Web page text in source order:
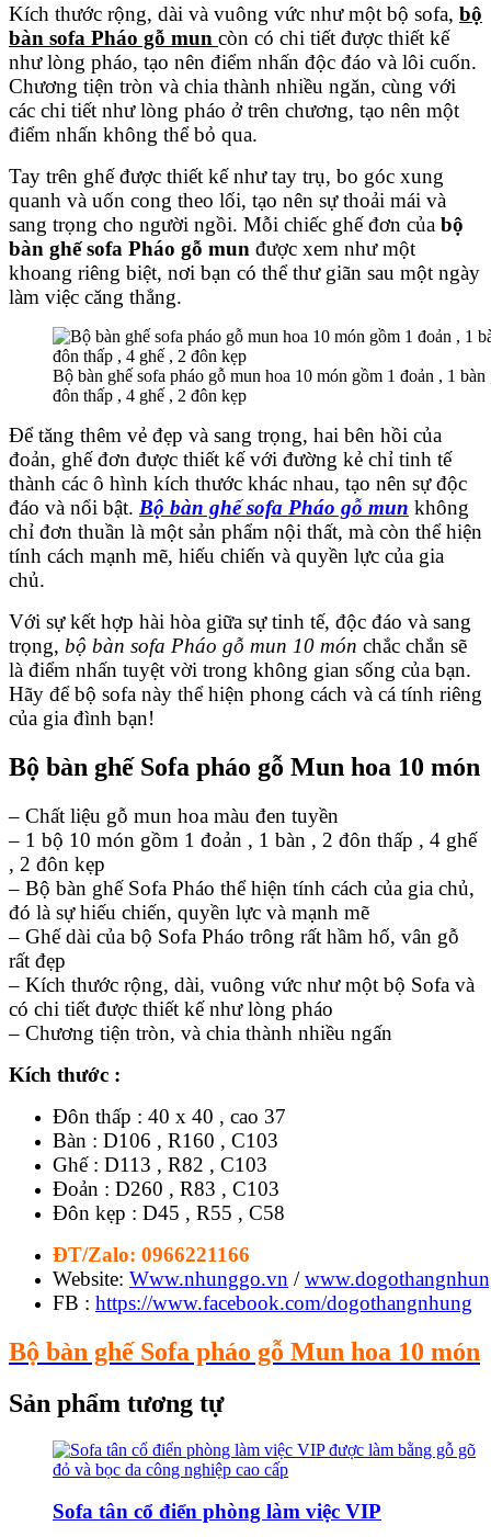
Kích thước rộng, dài và vuông vức như một bộ sofa, bộ
bàn sofa Pháo gỗ mun còn có chi tiết được thiết kế
như lòng pháo, tạo nên điểm nhấn độc đáo và lôi cuốn.
Chương tiện tròn và chia thành nhiều ngăn, cùng với
các chi tiết như lòng pháo ở trên chương, tạo nên một
điểm nhấn không thể bỏ qua.
Tay trên ghế được thiết kế như tay trụ, bo góc xung
quanh và uốn cong theo lối, tạo nên sự thoải mái và
sang trọng cho người ngồi. Mỗi chiếc ghế đơn của bộ
bàn ghế sofa Pháo gỗ mun được xem như một
khoang riêng biệt, nơi bạn có thể thư giãn sau một ngày
làm việc căng thẳng.
Bộ bàn ghế sofa pháo gỗ mun hoa 10 món gồm 1 đoản , 1 bàn
đôn thấp , 4 ghế , 2 đôn kẹp
Để tăng thêm vẻ đẹp và sang trọng, hai bên hồi của
đoản, ghế đơn được thiết kế với đường kẻ chỉ tinh tế
thành các ô hình kích thước khác nhau, tạo nên sự độc
đáo và nổi bật. Bộ bàn ghế sofa Pháo gỗ mun không
chỉ đơn thuần là một sản phẩm nội thất, mà còn thể hiện
tính cách mạnh mẽ, hiếu chiến và quyền lực của gia
chủ.
Với sự kết hợp hài hòa giữa sự tinh tế, độc đáo và sang
trọng, bộ bàn sofa Pháo gỗ mun 10 món chắc chắn sẽ
là điểm nhấn tuyệt vời trong không gian sống của bạn.
Hãy để bộ sofa này thể hiện phong cách và cá tính riêng
của gia đình bạn!
Bộ bàn ghế Sofa pháo gỗ Mun hoa 10 món
– Chất liệu gỗ mun hoa màu đen tuyền
– 1 bộ 10 món gồm 1 đoản , 1 bàn , 2 đôn thấp , 4 ghế
, 2 đôn kẹp
– Bộ bàn ghế Sofa Pháo thể hiện tính cách của gia chủ,
đó là sự hiếu chiến, quyền lực và mạnh mẽ
– Ghế dài của bộ Sofa Pháo trông rất hầm hố, vân gỗ
rất đẹp
– Kích thước rộng, dài, vuông vức như một bộ Sofa và
có chi tiết được thiết kế như lòng pháo
– Chương tiện tròn, và chia thành nhiều ngấn
Kích thước :
Đôn thấp : 40 x 40 , cao 37
Bàn : D106 , R160 , C103
Ghế : D113 , R82 , C103
Đoản : D260 , R83 , C103
Đôn kẹp : D45 , R55 , C58
ĐT/Zalo: 0966221166
Website: Www.nhunggo.vn /
FB : https://www.facebook.com/dogothangnhung
Bộ bàn ghế Sofa pháo gỗ Mun hoa 10 món
Sản phẩm tương tự
Sofa tân cổ điển phòng làm việc VIP